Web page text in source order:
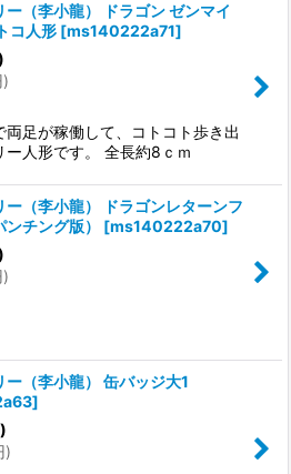
ー（李小龍） ドラゴン ゼンマイ
コ人形 [ms140222a71]
)
両足が稼働して、コトコト歩き出
ー人形です。 全長約8ｃｍ
ー（李小龍） ドラゴンレターンフ
チング版）
[ms140222a70]
)
ー（李小龍） 缶バッジ大1
]
)